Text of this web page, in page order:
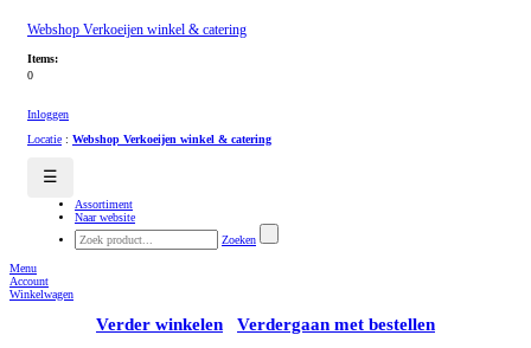
Webshop Verkoeijen winkel & catering
Items:
0
Inloggen
Locatie : Webshop Verkoeijen winkel & catering
☰
Assortiment
Naar website
Zoeken
Menu
Account
Winkelwagen
Verder winkelen Verdergaan met bestellen